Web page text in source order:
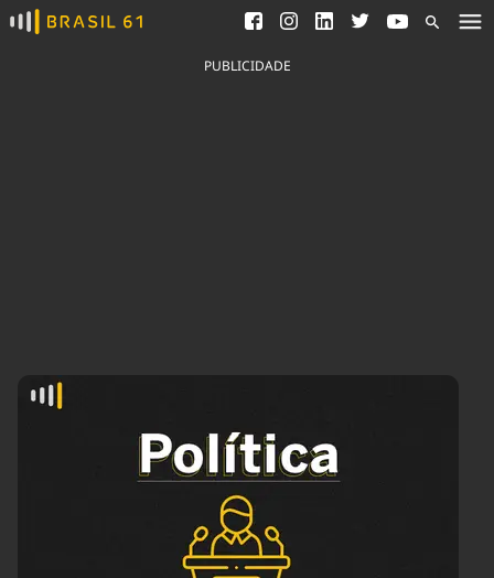
Ver todas as notícias
Saneamento
Indicadores
Agronegócios
Cultura
Economia
Educação
Infraestrutura
Internacional
Política
Saúde
PUBLICIDADE